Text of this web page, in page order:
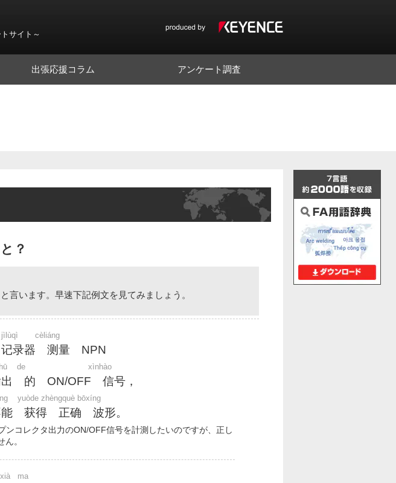
サイト～
出張応援コラム アンケート調査
？
と言います。早速下記例文を見てみましょう。
cèliáng
录器 测量 NPN
de                          xìnhào
出 的 ON/OFF 信号，
yuòde zhèngquè bōxíng
获得 正确 波形。
ンコレクタ出力のON/OFF信号を計測したいのですが、正し
。
ma